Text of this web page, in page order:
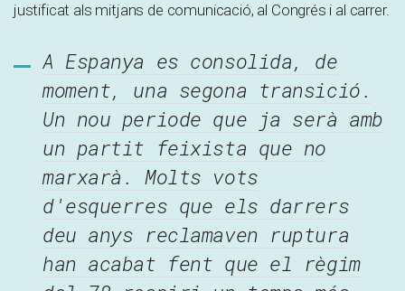
justificat als mitjans de comunicació, al Congrés i al carrer.
A Espanya es consolida, de
moment, una segona transició.
Un nou periode que ja serà amb
un partit feixista que no
marxarà. Molts vots
d'esquerres que els darrers
deu anys reclamaven ruptura
han acabat fent que el règim